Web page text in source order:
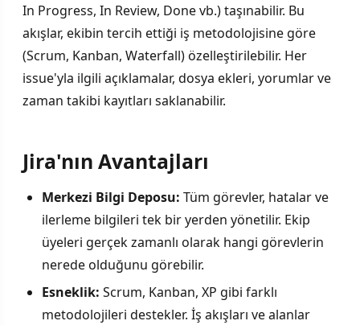
In Progress, In Review, Done vb.) taşınabilir. Bu
akışlar, ekibin tercih ettiği iş metodolojisine göre
(Scrum, Kanban, Waterfall) özelleştirilebilir. Her
issue'yla ilgili açıklamalar, dosya ekleri, yorumlar ve
zaman takibi kayıtları saklanabilir.
Jira'nın Avantajları
Merkezi Bilgi Deposu: Tüm görevler, hatalar ve
ilerleme bilgileri tek bir yerden yönetilir. Ekip
üyeleri gerçek zamanlı olarak hangi görevlerin
nerede olduğunu görebilir.
Esneklik: Scrum, Kanban, XP gibi farklı
metodolojileri destekler. İş akışları ve alanlar